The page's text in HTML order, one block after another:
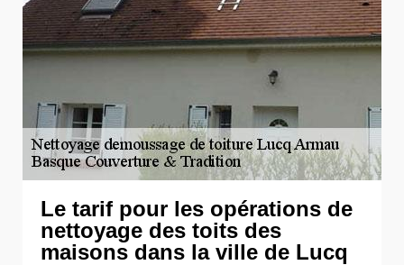
Le tarif pour les opérations de
nettoyage des toits des
maisons dans la ville de Lucq